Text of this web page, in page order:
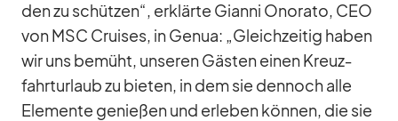
den zu schüt­zen“, er­klärte Gi­anni Ono­rato, CEO
von MSC Crui­ses, in Ge­nua: „Gleich­zei­tig ha­ben
wir uns be­müht, un­se­ren Gäs­ten ei­nen Kreuz­
fahrt­ur­laub zu bie­ten, in dem sie den­noch alle
Ele­mente ge­nie­ßen und er­le­ben kön­nen, die sie